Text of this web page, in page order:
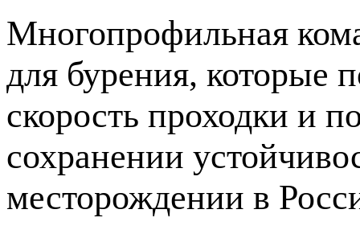
Многопрофильная
для бурения, которые
скорость проходки и
сохранении
месторождении в